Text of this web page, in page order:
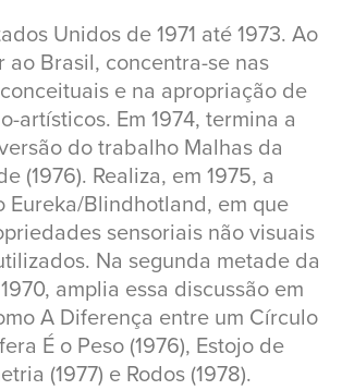
Unidos de 1971 até 1973. Ao
ao Brasil, concentra-se nas
e na apropriação de
artísticos. Em 1974, termina a
do trabalho Malhas da
(1976). Realiza, em 1975, a
Eureka/Blindhotland, em que
sensoriais não visuais
Na segunda metade da
amplia essa discussão em
A Diferença entre um Círculo
É o Peso (1976), Estojo de
(1977) e Rodos (1978).